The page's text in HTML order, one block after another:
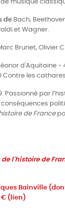
musique
de Bach,
et Wagner.
Brunet, Olivier
les
Passionné par
de France
l'histoire de
Bainville
€ (lien)